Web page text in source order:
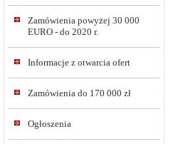
Zamówienia powyżej 30 000
EURO - do 2020 r.
Informacje z otwarcia ofert
Zamówienia do 170 000 zł
Ogłoszenia